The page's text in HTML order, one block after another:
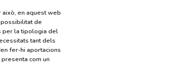
això, en aquest web
de
per la tipologia del
tant dels
fer-hi aportacions
com un